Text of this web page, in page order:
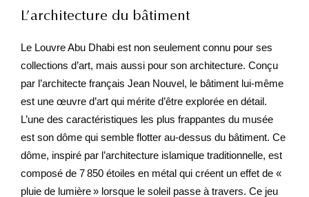
L’architecture du bâtiment
Le Louvre Abu Dhabi est non seulement connu pour ses
collections d’art, mais aussi pour son architecture. Conçu
par l’architecte français Jean Nouvel, le bâtiment lui-même
est une œuvre d’art qui mérite d’être explorée en détail.
L’une des caractéristiques les plus frappantes du musée
est son dôme qui semble flotter au-dessus du bâtiment. Ce
dôme, inspiré par l’architecture islamique traditionnelle, est
composé de 7 850 étoiles en métal qui créent un effet de «
pluie de lumière » lorsque le soleil passe à travers. Ce jeu